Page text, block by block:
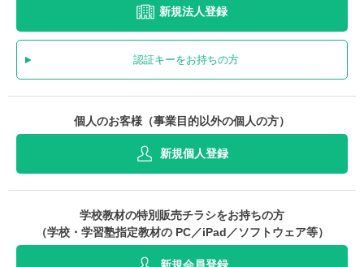
新規法人登録
認証キーをお持ちの方
個人のお客様（事業目的以外の個人の方）
新規個人登録
学校教材の特別販売チラシをお持ちの方
（学校・学習塾指定教材の PC／iPad／ソフトウェア等）